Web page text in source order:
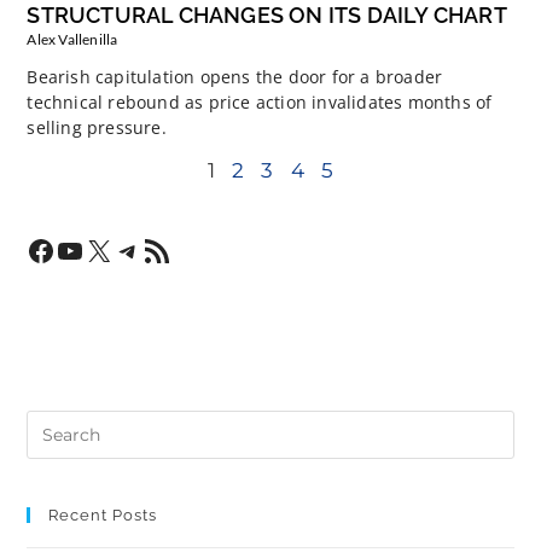
STRUCTURAL CHANGES ON ITS DAILY CHART
Alex Vallenilla
Bearish capitulation opens the door for a broader
technical rebound as price action invalidates months of
selling pressure.
1 2 3 4 5
Recent Posts